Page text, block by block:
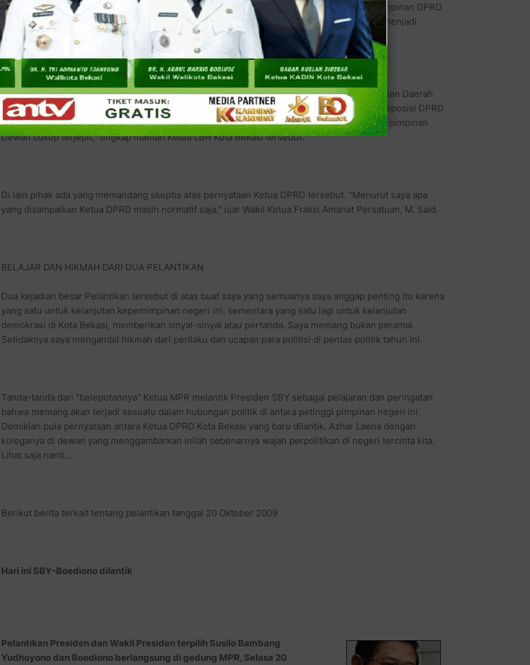
Menurut salah satu anggota DPRD Sardi Effendi dari fraksi PKS, mengatakan bahwa jika pimpinan DPRD
yang sekarang ini lebih memiliki fokus yang jelas. "Memang masalah pembahasan RAPBD menjadi
agenda penting dan mesti didorong oelh pimpinan DPRD", ujar politisi muda ini.
Dukungan lain mengalir dari kalangan LSM, menurut penasihat Lembaga Kajian Pembangunan Daerah
(LKPD), Alie Akbar mengatakan apa yang disampaikan oleh Azhar Laena untuk melakukan reposisi DPRD
sebagai langkah yang berani. "Tetapi mesti dibuktikan karena posisi Azhar sendiri di antara pimpinan
Dewan cukup terjepit," ungkap mantan Ketua LBH Kota Bekasi tersebut.
Di lain pihak ada yang memandang skeptis atas pernyataan Ketua DPRD tersebut. "Menurut saya apa
yang disampaikan Ketua DPRD masih normatif saja," ujar Wakil Ketua Fraksi Amanat Persatuan, M. Said.
BELAJAR DAN HIKMAH DARI DUA PELANTIKAN
Dua kejadian besar Pelantikan tersebut di atas buat saya yang semuanya saya anggap penting itu karena
yang satu untuk kelanjutan kepemimpinan negeri ini, sementara yang satu lagi untuk kelanjutan
demokrasi di Kota Bekasi, memberikan sinyal-sinyal atau pertanda. Saya memang bukan peramal.
Setidaknya saya mengambil hikmah dari perilaku dan ucapan para politisi di pentas politik tahun ini.
Tanda-tanda dari "belepotannya" Ketua MPR melantik Presiden SBY sebagai pelajaran dan peringatan
bahwa memang akan terjadi sesuatu dalam hubungan politik di antara petinggi pimpinan negeri ini.
Demikian pula pernyataan antara Ketua DPRD Kota Bekasi yang baru dilantik, Azhar Laena dengan
koleganya di dewan yang menggambarkan inilah sebenarnya wajah perpolitikan di negeri tercinta kita.
Lihat saja nanti...
Berikut berita terkait tentang pelantikan tanggal 20 Oktober 2009
Hari ini SBY-Boediono dilantik
Pelantikan Presiden dan Wakil Presiden terpilih Susilo Bambang
Yudhoyono dan Boediono berlangsung di gedung MPR, Selasa 20